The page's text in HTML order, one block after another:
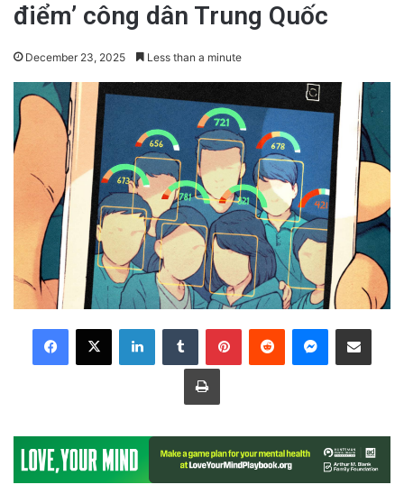
điểm’ công dân Trung Quốc
December 23, 2025 Less than a minute
LinkedInTumblr PinterestReddit Messenger
Share via Email
Print